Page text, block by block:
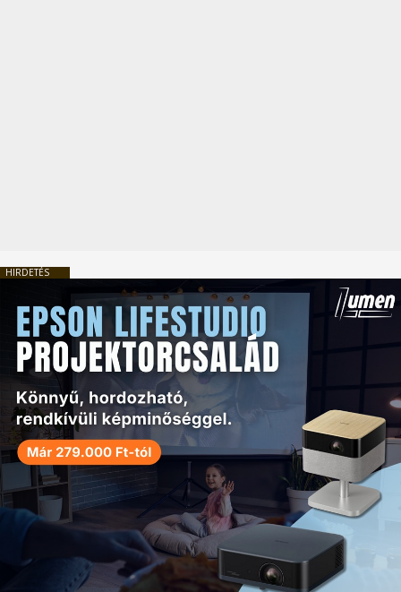
HIRDETÉS